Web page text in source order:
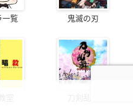
一覧 鬼滅の刃